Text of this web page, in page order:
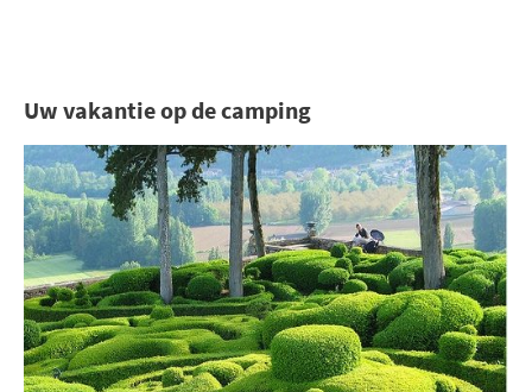
Uw vakantie op de camping